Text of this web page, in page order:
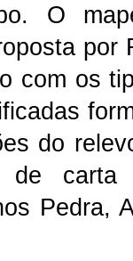
O
por
com os
do
carta
Pedra,